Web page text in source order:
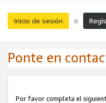
Inicio de sesión o
Ponte en
Por favor completa el